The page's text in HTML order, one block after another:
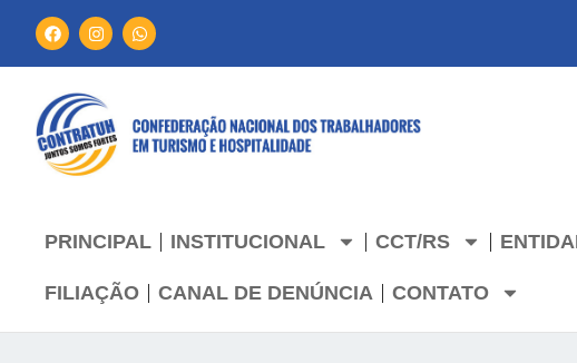
PRINCIPAL INSTITUCIONAL CCT/RS
FILIAÇÃO CANAL DE DENÚNCIA CONTATO